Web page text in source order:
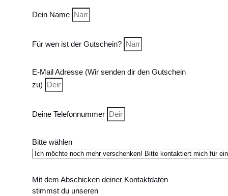
Dein Name
Für wen ist der Gutschein?
E-Mail Adresse (Wir senden dir den Gutschein
zu)
Deine Telefonnummer
Bitte wählen
Mit dem Abschicken deiner Kontaktdaten
stimmst du unseren